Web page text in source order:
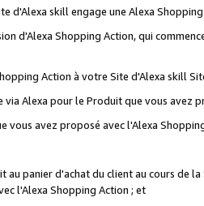
d'Alexa skill engage une Alexa
d'Alexa Shopping Action, qui
Action à votre Site d'Alexa skill
Alexa pour le Produit que vous avez
vous avez proposé avec l'Alexa
panier d'achat du client au cours de
l'Alexa Shopping Action ; et